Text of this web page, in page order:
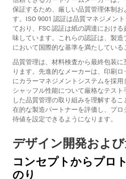
保証するため、厳しい品質管理体制お
す。ISO 9001 認証は品質マネジメン
ており、FSC 認証は紙の調達におけ
味しています。これらの認証は、製
において国際的な基準を満たしている
品質管理は、材料検査から最終包装
ります。先進的なメーカーは、印刷
にカラーマネジメントシステムを採
シャッフル性能について厳格なテスト
した品質管理の取り組みを理解する
在的な製造パートナーを評価し、プ
待値を設定できるようになります。
デザイン開発およ
コンセプトからプロ
のり